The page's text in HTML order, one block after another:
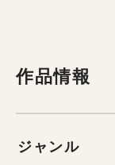
作品情報
ジャンル